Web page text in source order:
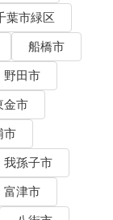
葉市緑区
船橋市
野田市
金市
市
我孫子市
富津市